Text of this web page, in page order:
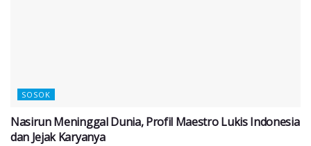
SOSOK
Nasirun Meninggal Dunia, Profil Maestro Lukis Indonesia
dan Jejak Karyanya